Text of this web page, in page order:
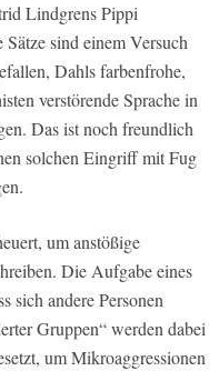
Lindgrens Pippi
sind einem Versuch
Dahls farbenfrohe,
verstörende Sprache in
Das ist noch freundlich
solchen Eingriff mit Fug
um anstößige
Die Aufgabe eines
sich andere Personen
Gruppen“ werden dabei
um Mikroaggressionen